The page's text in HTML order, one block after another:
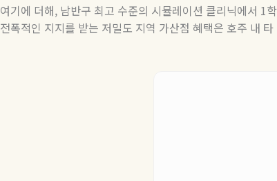
여기에 더해, 남반구 최고 수준의 시뮬레이션 클리닉에서 1
전폭적인 지지를 받는 저밀도 지역 가산점 혜택은 호주 내